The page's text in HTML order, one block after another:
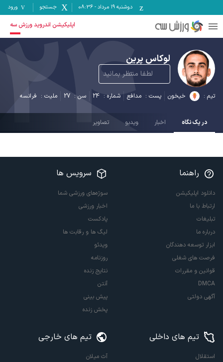
دوشنبه ۱۹ مرداد -
08:36 جستجو ورود
اپلیکیشن اندروید ورزش سه
لوکاس پرین
لطفا منتظر بمانید
تیم : خیخون پست : مدافع شماره : 24 سن : 27 ملیت : فرانسه
24 در یک نگاه اخبار ویدیو تصاویر
راهنما
دانلود اپلیکیشن
ارتباط با ما
تبلیغات
درباره ما
ابزار توسعه دهندگان
فرصت های شغلی
قوانین و مقررات
DMCA
آگهی دولتی
سرویس ها
سوژه‌های ورزشی شما
اخبار ورزشی
پادکست
لیگ ها و رقابت ها
ویدئو
روزنامه
نتایج زنده
آنتن
پیش بینی
پخش زنده
تیم های داخلی
استقلال
تیم های خارجی
آث میلان